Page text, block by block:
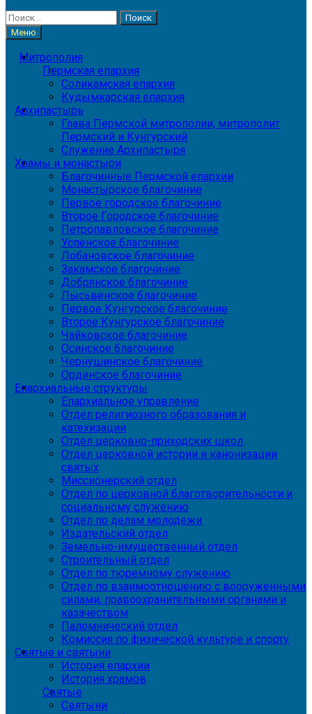
Найти:
Меню
Митрополия
Пермская епархия
Соликамская епархия
Кудымкарская епархия
Архипастырь
Глава Пермской митрополии, митрополит
Пермский и Кунгурский
Служение Архипастыря
Храмы и монастыри
Благочинные Пермской епархии
Монастырское благочиние
Первое городское благочиние
Второе Городское благочиние
Петропавловское благочиние
Успенское благочиние
Лобановское благочиние
Закамское благочиние
Добрянское благочиние
Лысьвенское благочиние
Первое Кунгурское благочиние
Второе Кунгурское благочиние
Чайковское благочиние
Осинское благочиние
Чернушинское благочиние
Ординское благочиние
Епархиальные структуры
Епархиальное управление
Отдел религиозного образования и
катехизации
Отдел церковно-приходских школ
Отдел церковной истории и канонизации
святых
Миссионерский отдел
Отдел по церковной благотворительности и
социальному служению
Отдел по делам молодежи
Издательский отдел
Земельно-имущественный отдел
Строительный отдел
Отдел по тюремному служению
Отдел по взаимоотношению с вооруженными
силами, правоохранительными органами и
казачеством
Паломнический отдел
Комиссия по физической культуре и спорту
Святые и святыни
История епархии
История храмов
Святые
Святыни